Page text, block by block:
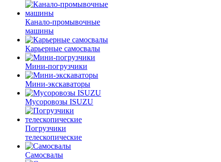
Канало-промывочные
машины
Карьерные самосвалы
Мини-погрузчики
Мини-экскаваторы
Мусоровозы ISUZU
Погрузчики
телескопические
Самосвалы